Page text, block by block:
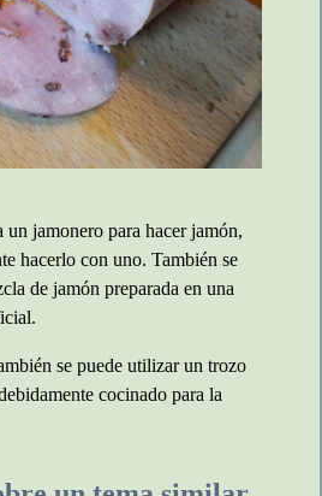
jamonero para hacer jamón,
hacerlo con uno. También se
de jamón preparada en una
se puede utilizar un trozo
cocinado para la